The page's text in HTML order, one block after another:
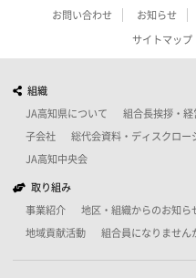
お問い合わせ お知らせ
サイトマップ
組織
JA高知県について 組合長挨拶・経
子会社 総代会資料・ディスクロー
JA高知中央会
取り組み
事業紹介 地区・組織からのお知ら
地域貢献活動 組合員になりません